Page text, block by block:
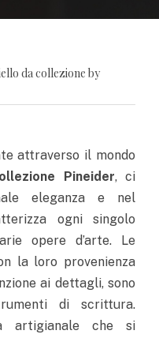
da collezione by
attraverso il mondo
Pineider, ci
eleganza e nel
ogni singolo
opere d’arte. Le
la loro provenienza
ai dettagli, sono
di scrittura.
artigianale che si